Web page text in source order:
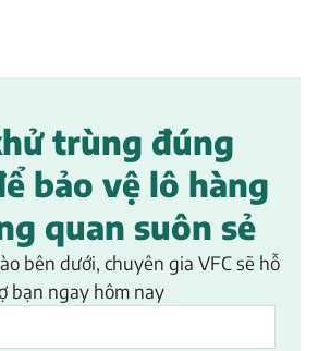
trùng đúng
bảo vệ lô hàng
quan suôn sẻ
bên dưới, chuyên gia VFC sẽ hỗ
bạn ngay hôm nay